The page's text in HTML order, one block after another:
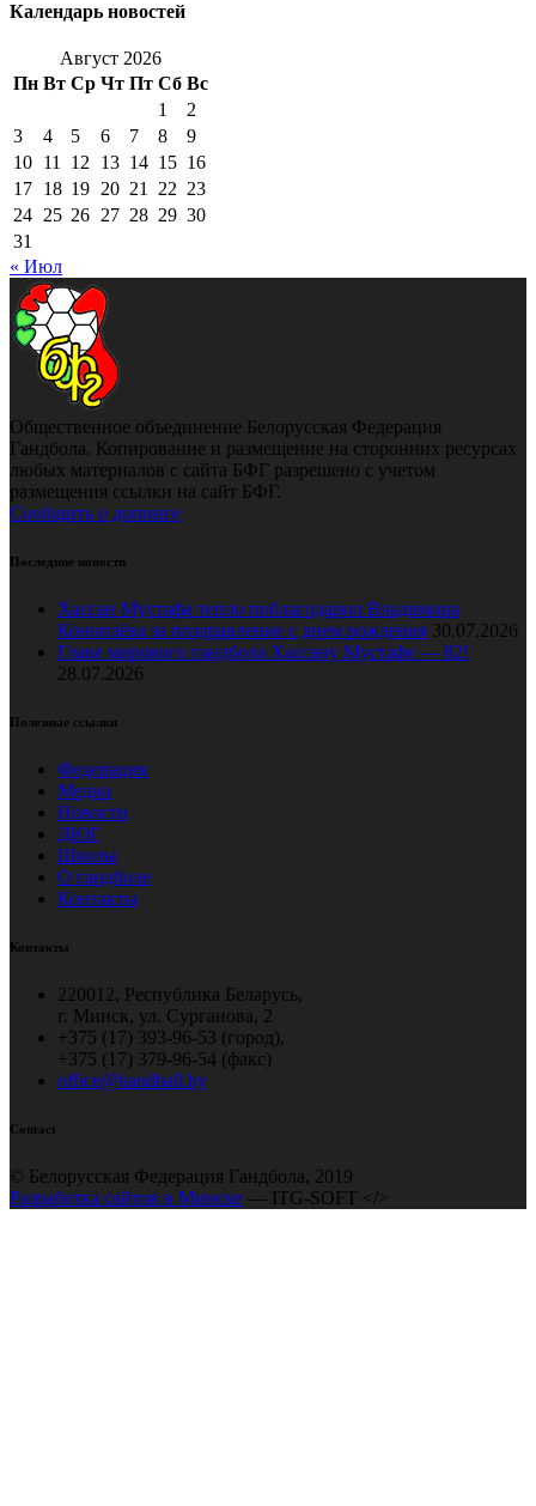
Календарь новостей
Август 2026
Пн Вт Ср Чт Пт Сб Вс
1
2
3
4 5 6 7 8
9
10 11 12 13 14 15 16
17 18 19 20 21 22 23
24 25 26 27 28 29 30
31
« Июл
Общественное объединение Белорусская Федерация
Гандбола. Копирование и размещение на сторонних ресурсах
любых материалов с сайта БФГ разрешено с учетом
размещения ссылки на сайт БФГ.
Сообщить о допинге
Последние новости
Хассан Мустафа тепло поблагодарил Владимира
Коноплёва за поздравление с днем рождения 30.07.2026
Главе мирового гандбола Хассану Мустафе — 82!
28.07.2026
Полезные ссылки
Федерация
Медиа
Новости
ДЮГ
Школы
О гандболе
Контакты
Контакты
220012, Республика Беларусь,
г. Минск, ул. Сурганова, 2
+375 (17) 393-96-53 (город),
+375 (17) 379-96-54 (факс)
office@handball.by
Contact
© Белорусская Федерация Гандбола, 2019
Разработка сайтов в Минске — ITG-SOFT </>